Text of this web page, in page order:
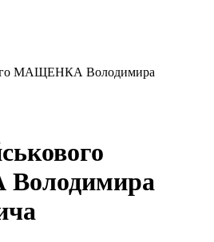
МАЩЕНКА Володимира